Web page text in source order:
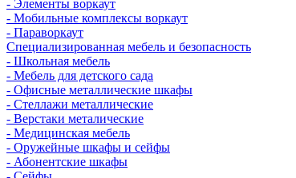
- Элементы воркаут
- Мобильные комплексы воркаут
- Параворкаут
Cпециализированная мебель и безопасность
- Школьная мебель
- Мебель для детского сада
- Офисные металлические шкафы
- Стеллажи металлические
- Верстаки металические
- Медицинская мебель
- Оружейные шкафы и сейфы
- Абонентские шкафы